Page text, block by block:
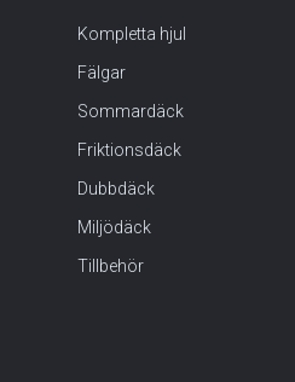
Kompletta hjul
Fälgar
Sommardäck
Friktionsdäck
Dubbdäck
Miljödäck
Tillbehör